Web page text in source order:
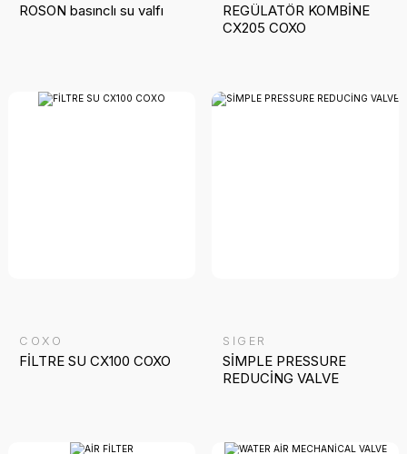
ROSON basınclı su valfı
REGÜLATÖR KOMBİNE
CX205 COXO
COXO
FİLTRE SU CX100 COXO
SİGER
SİMPLE PRESSURE
REDUCİNG VALVE